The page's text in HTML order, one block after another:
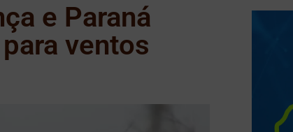
e Paraná
ventos